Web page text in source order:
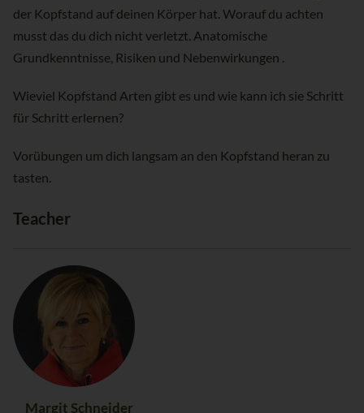
der Kopfstand auf deinen Körper hat. Worauf du achten
musst das du dich nicht verletzt. Anatomische
Grundkenntnisse, Risiken und Nebenwirkungen .
Wieviel Kopfstand Arten gibt es und wie kann ich sie Schritt
für Schritt erlernen?
Vorübungen um dich langsam an den Kopfstand heran zu
tasten.
Teacher
Margit Schneider